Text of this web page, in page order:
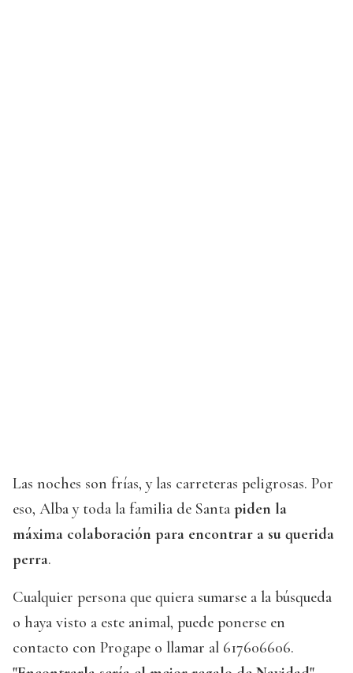
Las noches son frías, y las carreteras peligrosas. Por
eso, Alba y toda la familia de Santa piden la
máxima colaboración para encontrar a su querida
perra.
Cualquier persona que quiera sumarse a la búsqueda
o haya visto a este animal, puede ponerse en
contacto con Progape o llamar al 617606606.